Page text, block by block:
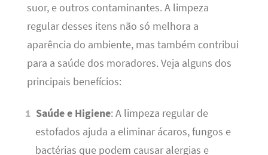
suor, e outros contaminantes. A limpeza
regular desses itens não só melhora a
aparência do ambiente, mas também contribui
para a saúde dos moradores. Veja alguns dos
principais benefícios:
Saúde e Higiene: A limpeza regular de
estofados ajuda a eliminar ácaros, fungos e
bactérias que podem causar alergias e